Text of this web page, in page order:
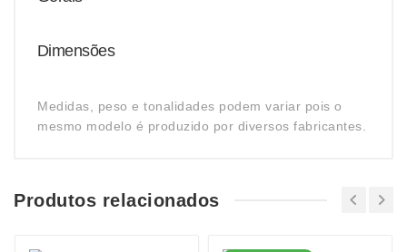
Dimensões
Medidas, peso e tonalidades podem variar pois o
mesmo modelo é produzido por diversos fabricantes.
Produtos relacionados